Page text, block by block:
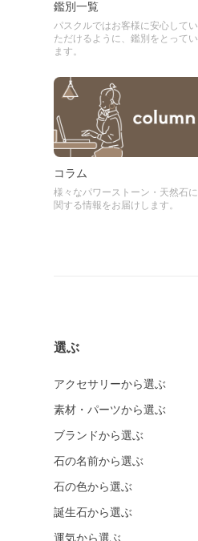
鑑別一覧
パスクルではお客様に安心してい
ただけるように、鑑別をとってい
ます。
コラム
様々なパワーストーン・天然石に
関する情報をお届けします。
選ぶ
アクセサリーから選ぶ
素材・パーツから選ぶ
ブランドから選ぶ
石の名前から選ぶ
石の色から選ぶ
誕生石から選ぶ
運気から選ぶ